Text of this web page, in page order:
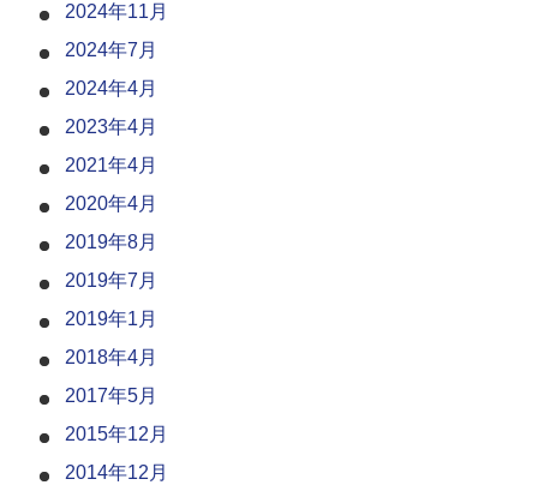
2024年11月
2024年7月
2024年4月
2023年4月
2021年4月
2020年4月
2019年8月
2019年7月
2019年1月
2018年4月
2017年5月
2015年12月
2014年12月